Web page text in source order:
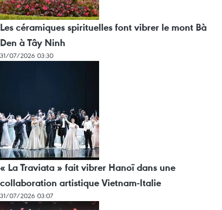
Les céramiques spirituelles font vibrer le mont Bà
Den à Tây Ninh
31/07/2026 03:30
« La Traviata » fait vibrer Hanoï dans une
collaboration artistique Vietnam-Italie
31/07/2026 03:07